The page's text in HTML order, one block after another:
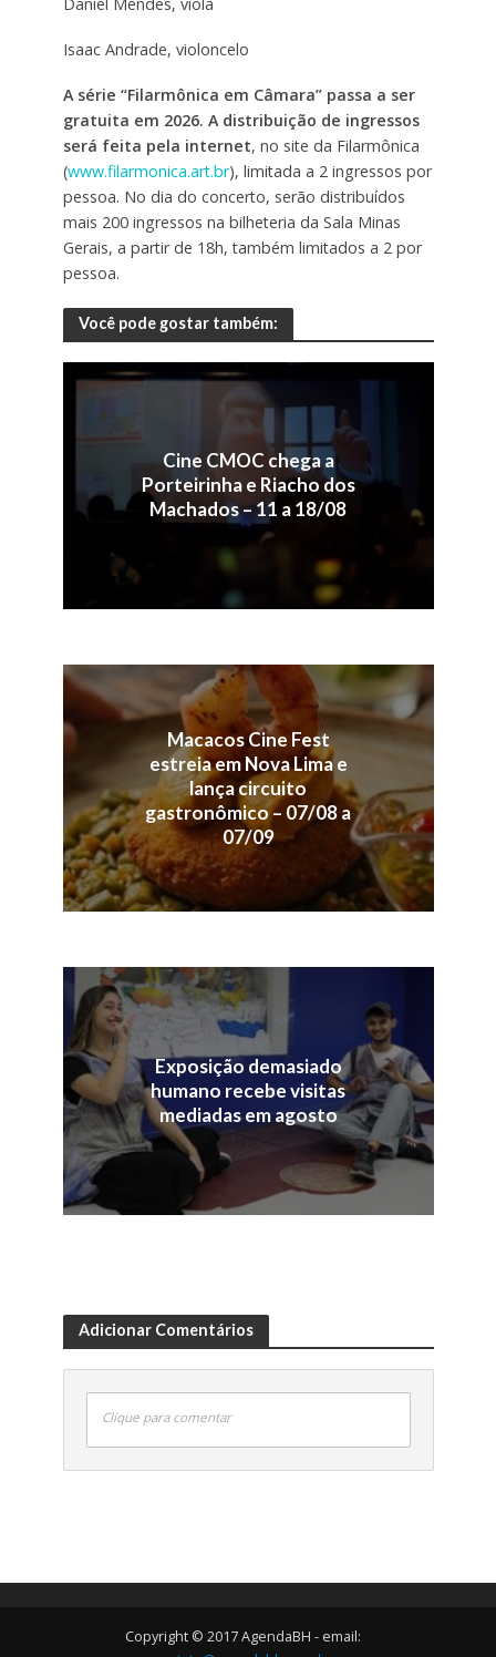
Isaac Andrade, violoncelo
A série “Filarmônica em Câmara” passa a ser
gratuita em 2026. A distribuição de ingressos
será feita pela internet, no site da Filarmônica
(www.filarmonica.art.br), limitada a 2 ingressos por
pessoa. No dia do concerto, serão distribuídos
mais 200 ingressos na bilheteria da Sala Minas
Gerais, a partir de 18h, também limitados a 2 por
pessoa.
Você pode gostar também:
Cine CMOC chega a
Porteirinha e Riacho dos
Machados – 11 a 18/08
Macacos Cine Fest
estreia em Nova Lima e
lança circuito
gastronômico – 07/08 a
07/09
Exposição demasiado
humano recebe visitas
mediadas em agosto
Adicionar Comentários
Clique para comentar
Copyright © 2017 AgendaBH - email: